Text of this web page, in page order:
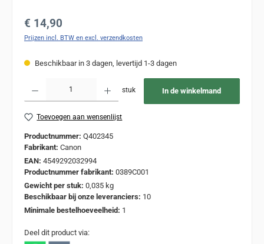
Normale prijs:
€ 14,90
Prijzen incl. BTW en excl. verzendkosten
Beschikbaar in 3 dagen, levertijd 1-3 dagen
stuk In de winkelmand
Toevoegen aan wensenlijst
Productnummer: Q402345
Fabrikant: Canon
EAN: 4549292032994
Productnummer fabrikant: 0389C001
Gewicht per stuk: 0,035 kg
Beschikbaar bij onze leveranciers: 10
Minimale bestelhoeveelheid: 1
Deel dit product via: